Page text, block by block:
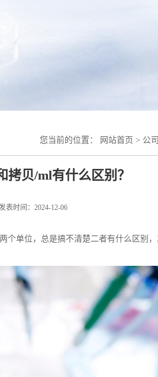
您当前的位置： 网站首页 > 公
拷贝/ml有什么区别？
表时间：2024-12-06
个单位，总是搞不清楚二者有什么区别